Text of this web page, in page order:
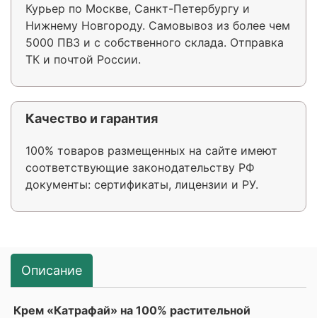
Курьер по Москве, Санкт-Петербургу и
Нижнему Новгороду. Самовывоз из более чем
5000 ПВЗ и с собственного склада. Отправка
ТК и почтой России.
Качество и гарантия
100% товаров размещенных на сайте имеют
соответствующие законодательству РФ
документы: сертификаты, лицензии и РУ.
Описание
Крем «Катрафай» на 100% растительной